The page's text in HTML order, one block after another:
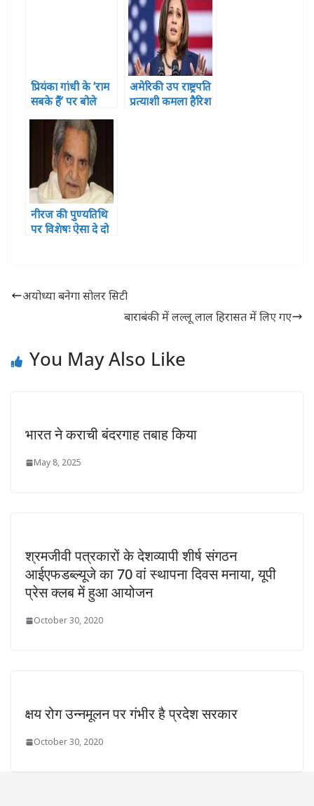
सीडीओ
प्रियंका गांधी के ‘राम
सबके हैं’ पर बोले
योगी- ये सद्बुद्धि पहले
क्यों नहीं आई
अमेरिकी उप राष्ट्रपति
प्रत्याशी कमला हैरिश
नीरज की पुण्यतिथि
पर विशेषः ऐसा दे दो
अयोध्या बनेगा सोलर सिटी
बाराबंकी में लल्लू लाल हिरासत में लिए गए
You May Also Like
भारत ने कराची बंदरगाह तबाह किया
May 8, 2025
श्रमजीवी पत्रकारों के देशव्यापी शीर्ष संगठन
आईएफडब्ल्यूजे का 70 वां स्थापना दिवस मनाया, यूपी
प्रेस क्लब में हुआ आयोजन
October 30, 2020
क्षय रोग उन्नमूलन पर गंभीर है प्रदेश सरकार
October 30, 2020